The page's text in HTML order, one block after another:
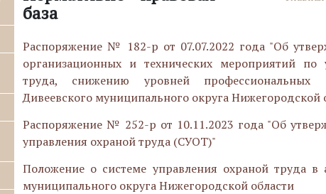
база
Распоряжение № 182-р от 07.07.2022 года "Об
организационных и технических мероприятий
труда, снижению уровней
Дивеевского муниципального округа Нижегородской
Распоряжение № 252-р от 10.11.2023 года "Об
управления охраной труда (СУОТ)"
Положение о системе управления охраной труда в
муниципального округа Нижегородской области